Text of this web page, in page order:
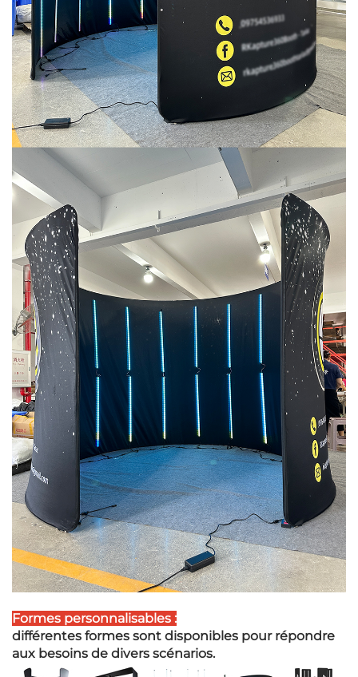
Formes personnalisables :
différentes formes sont disponibles pour répondre
aux besoins de divers scénarios.